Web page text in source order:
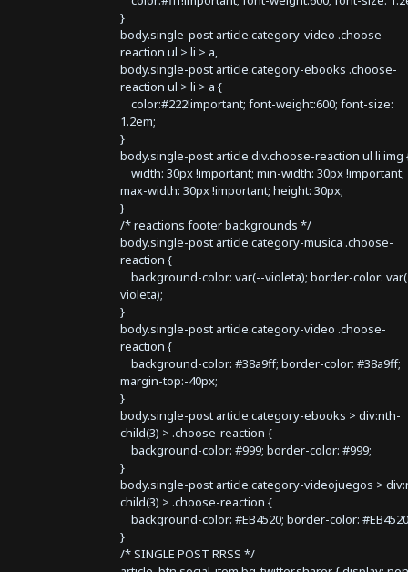
}
body.single-post article.category-video .choose-
reaction ul > li > a,
body.single-post article.category-ebooks .choose-
reaction ul > li > a {
color:#222!important; font-weight:600; font-size:
1.2em;
}
body.single-post article div.choose-reaction ul li img
width: 30px !important; min-width: 30px !important;
max-width: 30px !important; height: 30px;
}
/* reactions footer backgrounds */
body.single-post article.category-musica .choose-
reaction {
background-color: var(--violeta); border-color:
violeta);
}
body.single-post article.category-video .choose-
reaction {
background-color: #38a9ff; border-color: #38a9ff;
margin-top:-40px;
}
body.single-post article.category-ebooks > div:nth-
child(3) > .choose-reaction {
background-color: #999; border-color: #999;
}
body.single-post article.category-videojuegos >
child(3) > .choose-reaction {
background-color: #EB4520; border-color:
}
/* SINGLE POST RRSS */